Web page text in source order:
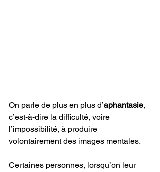
On parle de plus en plus d’aphantasie,
c’est-à-dire la difficulté, voire
l’impossibilité, à produire
volontairement des images mentales.
Certaines personnes, lorsqu’on leur